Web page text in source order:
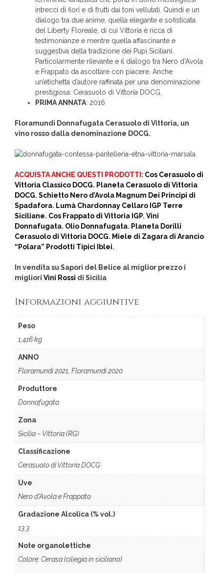
intrecci di fiori e di frutti dai toni vellutati. Quindi e un
dialogo tra due anime, quella elegante e sofisticata
del Liberty Floreale, di cui Vittoria è ricca di
testimonianze e mentre quella affascinante e
suggestiva della tradizione dei Pupi Siciliani.
Particolarmente rilevante e il dialogo tra Nero d’Avola
e Frappato da ascoltare con piacere. Anche
un’etichetta d’autore raffinata per una denominazione
prestigiosa: Cerasuolo di Vittoria DOCG.
PRIMA ANNATA: 2016
Floramundi Donnafugata Cerasuolo di Vittoria, un
vino rosso dalla denominazione DOCG.
ACQUISTA ANCHE QUESTI PRODOTTI : Cos Cerasuolo di
Vittoria Classico DOCG. Planeta Cerasuolo di Vittoria
DOCG. Schietto Nero d’Avola Magnum Dei Principi di
Spadafora. Lumà Chardonnay Cellaro IGP Terre
Siciliane. Cos Frappato di Vittoria IGP. Vini
Donnafugata. Olio Donnafugata. Planeta Dorilli
Cerasuolo di Vittoria DOCG. Miele di Zagara di Arancio
“Polara” Prodotti Tipici Iblei.
In vendita su Sapori del Belice al miglior prezzo i
migliori Vini Rossi di Sicilia
Informazioni aggiuntive
Peso
1,416 kg
ANNO
Floramundi 2021, Floramundi 2020
Produttore
Donnafugata
Zona
Sicilia – Vittoria (RG)
Classificazione
Cerasuolo di Vittoria DOCG
Uve
Nero d'Avola e Frappato
Gradazione Alcolica (% vol.)
13.3
Note organolettiche
Colore: Cerasa (ciliegia in siciliano)